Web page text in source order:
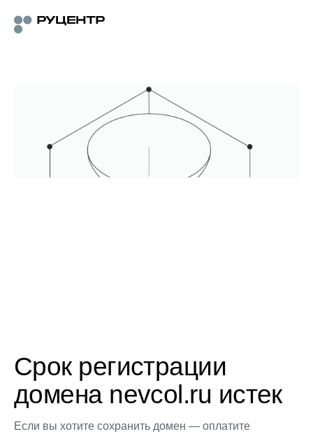
Срок регистрации
домена nevcol.ru истек
Если вы хотите сохранить домен — оплатите